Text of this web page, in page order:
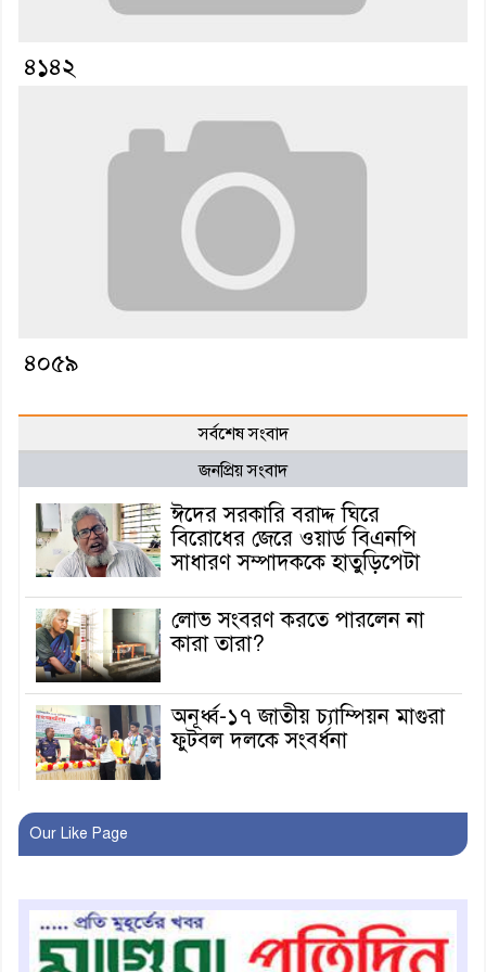
৪১৪২
৪০৫৯
সর্বশেষ সংবাদ
জনপ্রিয় সংবাদ
ঈদের সরকারি বরাদ্দ ঘিরে
বিরোধের জেরে ওয়ার্ড বিএনপি
সাধারণ সম্পাদককে হাতুড়িপেটা
লোভ সংবরণ করতে পারলেন না
কারা তারা?
অনূর্ধ্ব-১৭ জাতীয় চ্যাম্পিয়ন মাগুরা
ফুটবল দলকে সংবর্ধনা
রোববার থেকে ভারতীয় ট্যুরিস্ট
মাগুরায় জাতীয় ভিটামিন ‘এ’ প্লাস
ক্যাম্পেইন উপলক্ষে সাংবাদিক
অবহিতকরণ
Our Like Page